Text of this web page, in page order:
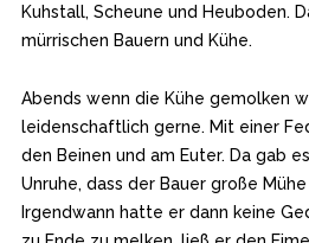
Kuhstall, Scheune und Heuboden.
mürrischen Bauern und Kühe.
Abends wenn die Kühe gemolken
leidenschaftlich gerne. Mit einer
den Beinen und am Euter. Da gab
Unruhe, dass der Bauer große
Irgendwann hatte er dann keine